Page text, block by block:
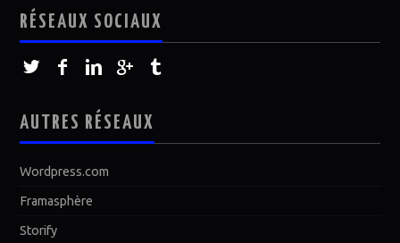
RÉSEAUX SOCIAUX
AUTRES RÉSEAUX
Wordpress.com
Framasphère
Storify